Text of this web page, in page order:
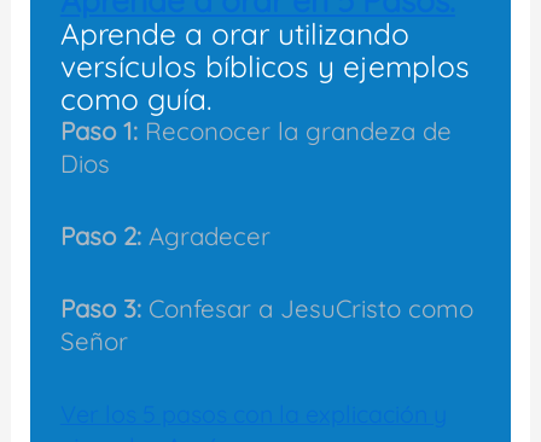
Aprende a orar utilizando
versículos bíblicos y ejemplos
como guía.
Paso 1:Reconocer la grandeza de
Dios
Paso 2:Agradecer
Paso 3: Confesar a JesuCristo como
Señor